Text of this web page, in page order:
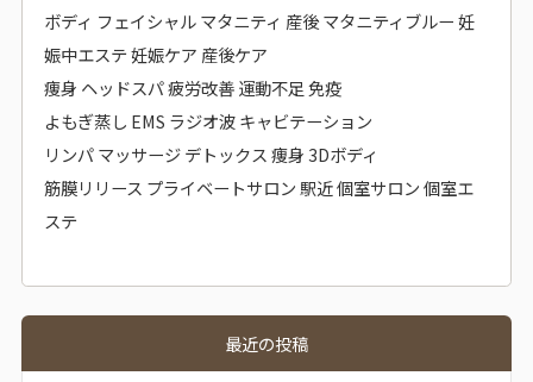
ボディ フェイシャル マタニティ 産後 マタニティブルー 妊
娠中エステ 妊娠ケア 産後ケア
痩身 ヘッドスパ 疲労改善 運動不足 免疫
よもぎ蒸し EMS ラジオ波 キャビテーション
リンパ マッサージ デトックス 痩身 3Dボディ
筋膜リリース プライベートサロン 駅近 個室サロン 個室エ
ステ
最近の投稿